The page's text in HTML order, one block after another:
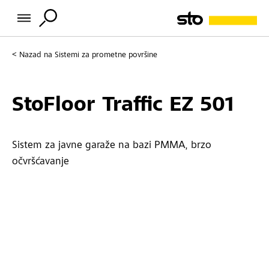
Nazad na Sistemi za prometne površine
StoFloor Traffic EZ 501
Sistem za javne garaže na bazi PMMA, brzo
očvršćavanje